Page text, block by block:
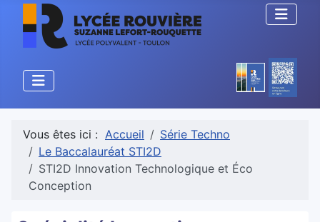
Vous êtes ici : Accueil
Série Techno
Le Baccalauréat STI2D
STI2D Innovation Technologique et Éco
Conception